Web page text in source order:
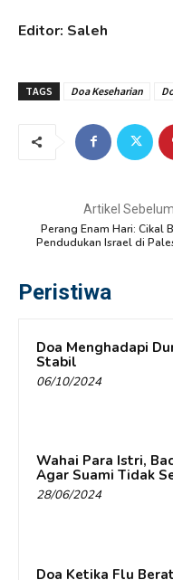
Editor: Saleh
TAGS Doa Keseharian
Artikel
Perang Enam Hari: Cikal
Pendudukan Israel di
Peristiwa
Doa Menghadapi
Stabil
06/10/2024
Wahai Para Istri,
Agar Suami Tidak
28/06/2024
Doa Ketika Flu Berat